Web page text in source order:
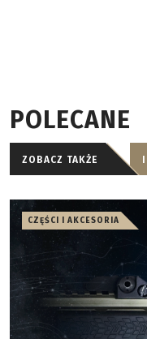
POLECANE
ZOBACZ TAKŻE
CZĘŚCI I AKCESORIA